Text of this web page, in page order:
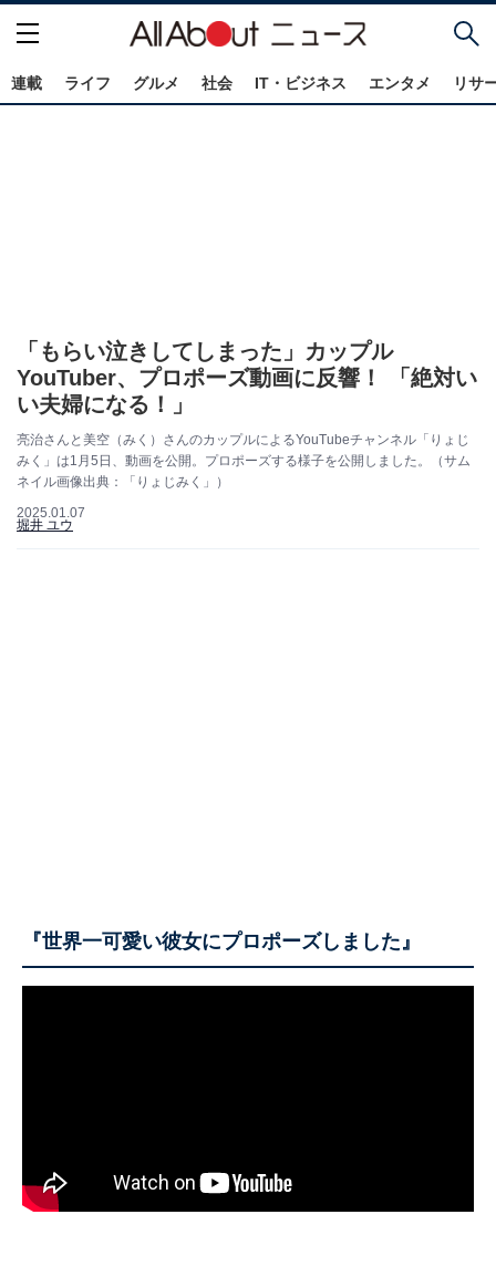
連載 ライフ グルメ 社会 IT・ビジネス エンタメ リサ
「もらい泣きしてしまった」カップル
YouTuber、プロポーズ動画に反響！ 「絶対い
い夫婦になる！」
亮治さんと美空（みく）さんのカップルによるYouTubeチャンネル「りょじ
みく」は1月5日、動画を公開。プロポーズする様子を公開しました。（サム
ネイル画像出典：「りょじみく」）
2025.01.07
堀井 ユウ
『世界一可愛い彼女にプロポーズしました』